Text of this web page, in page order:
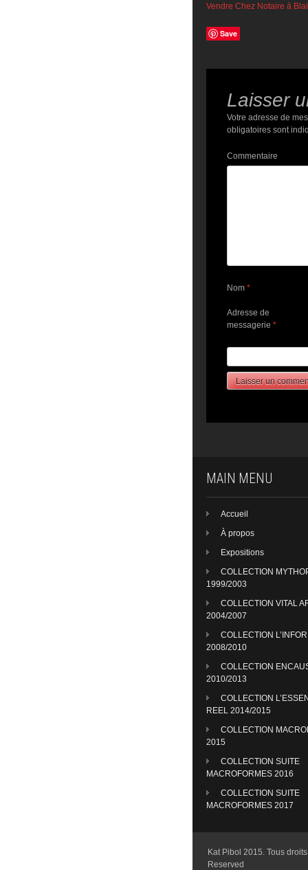
Vendre Chez Notaire à
Save
Laisser
Votre adresse de
obligatoires sont
Commentaire
Nom *
Adresse de
messagerie *
MAIN MENU
Accueil
À propos
Expositions
COLLECTION
1999/2003
COLLECTION VITAL
2004/2007
COLLECTION
2008/2010
COLLECTION
2010/2013
COLLECTION
REEL 2014/2015
COLLECTION
2015
COLLECTION SUITE
MACROFORMES 2016
COLLECTION SUITE
MACROFORMES 2017
Kat Pibol 2015. Tous
Reserved